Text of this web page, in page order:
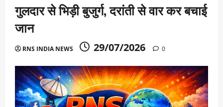
गुलदार से भिड़ी बुजुर्ग, दरांती से वार कर बचाई
जान
RNS INDIA NEWS 29/07/2026 0